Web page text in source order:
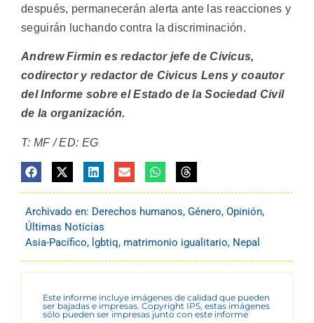
después, permanecerán alerta ante las reacciones y
seguirán luchando contra la discriminación.
Andrew Firmin es redactor jefe de Civicus,
codirector y redactor de Civicus Lens y coautor
del Informe sobre el Estado de la Sociedad Civil
de la organización.
T: MF / ED: EG
Archivado en: Derechos humanos, Género, Opinión,
Últimas Noticias
Asia-Pacífico, lgbtiq, matrimonio igualitario, Nepal
Este informe incluye imágenes de calidad que pueden
ser bajadas e impresas. Copyright IPS, estas imágenes
sólo pueden ser impresas junto con este informe